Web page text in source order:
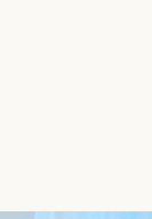
通広告を6 月27